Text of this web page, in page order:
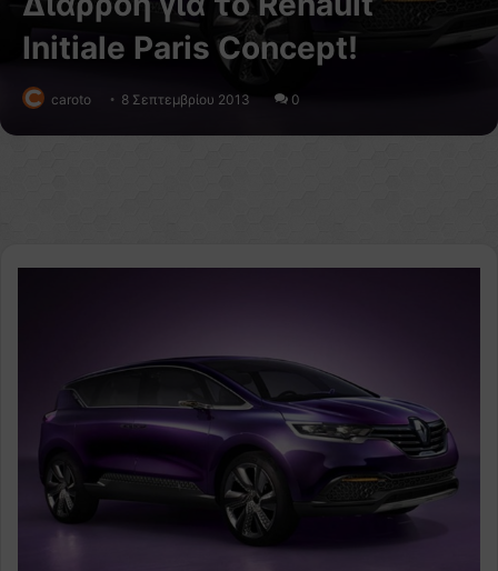
Initiale Paris Concept!
caroto 8 Σεπτεμβρίου 2013 0